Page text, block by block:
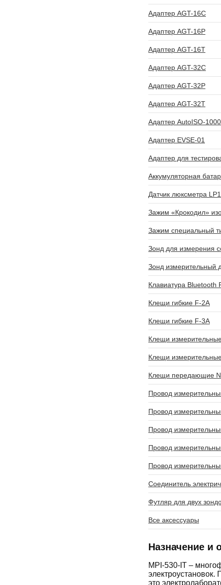
Адаптер AGT-16C
Адаптер AGT-16P
Адаптер AGT-16T
Адаптер AGT-32C
Адаптер AGT-32P
Адаптер AGT-32T
Адаптер AutoISO-
Адаптер EVSE-01
Адаптер для
Аккумуляторная
Датчик люксметра
Зажим «Крокодил»
Зажим специальный
Зонд для измерения
Зонд измерительный
Клавиатура Bluetooth
Клещи гибкие F-2A
Клещи гибкие F-3A
Клещи
Клещи
Клещи передающие
Провод
Провод
Провод
Провод
Провод
Соединитель
Футляр для двух
Все аксессуары
Назначение и
MPI-530-IT –
это